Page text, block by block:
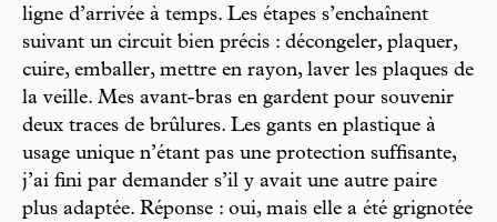
ligne d’arrivée à temps. Les étapes s’enchaînent
suivant un circuit bien précis : décongeler, plaquer,
cuire, emballer, mettre en rayon, laver les plaques de
la veille. Mes avant-bras en gardent pour souvenir
deux traces de brûlures. Les gants en plastique à
usage unique n’étant pas une protection suffisante,
j’ai fini par demander s’il y avait une autre paire
plus adaptée. Réponse : oui, mais elle a été grignotée